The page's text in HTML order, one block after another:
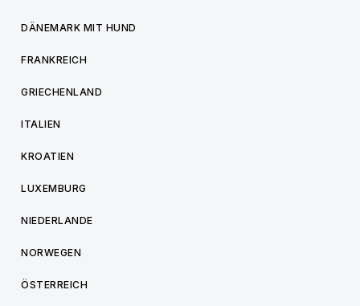
DÄNEMARK MIT HUND
FRANKREICH
GRIECHENLAND
ITALIEN
KROATIEN
LUXEMBURG
NIEDERLANDE
NORWEGEN
ÖSTERREICH